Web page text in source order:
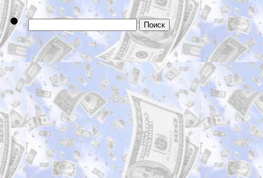
Найти: